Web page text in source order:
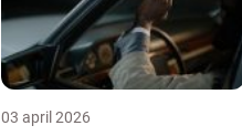
03 april 2026